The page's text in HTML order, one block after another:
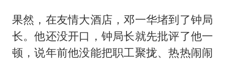
果然，在友情大酒店，邓一华堵到了钟局
长。他还没开口，钟局长就先批评了他一
顿，说年前他没能把职工聚拢、热热闹闹